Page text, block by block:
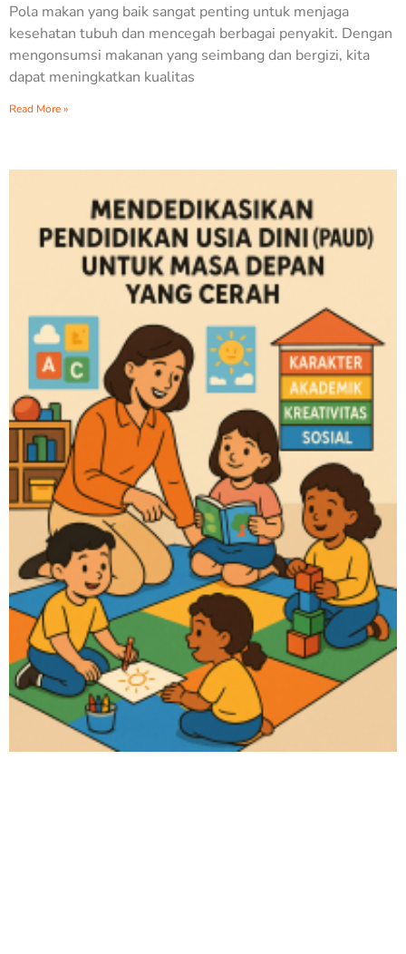
Pola makan yang baik sangat penting untuk menjaga
kesehatan tubuh dan mencegah berbagai penyakit. Dengan
mengonsumsi makanan yang seimbang dan bergizi, kita
dapat meningkatkan kualitas
Read More »